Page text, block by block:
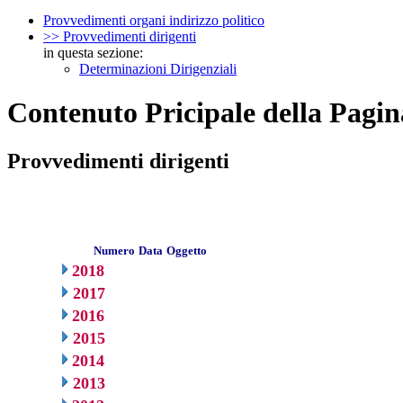
Provvedimenti organi indirizzo politico
>> Provvedimenti dirigenti
in questa sezione:
Determinazioni Dirigenziali
Contenuto Pricipale della
Provvedimenti dirigenti
Numero Data Oggetto
2018
2017
2016
2015
2014
2013